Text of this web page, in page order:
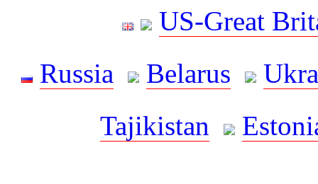
US-Great
Russia
Belarus
Tajikistan